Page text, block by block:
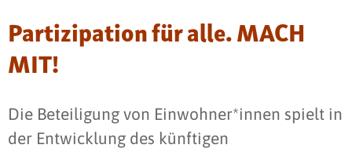
Partizipation für alle. MACH
MIT!
Die Beteiligung von Einwohner*innen spielt in
der Entwicklung des künftigen